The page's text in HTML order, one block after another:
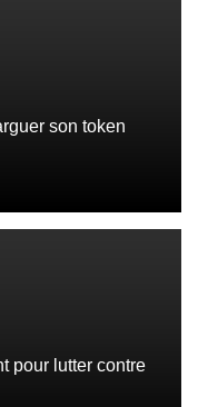
son token
pour lutter contre